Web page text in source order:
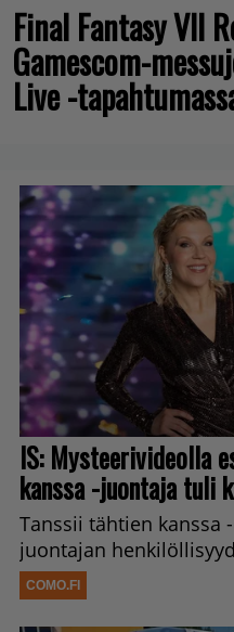
Final Fantasy VII
Gamescom-
Live -